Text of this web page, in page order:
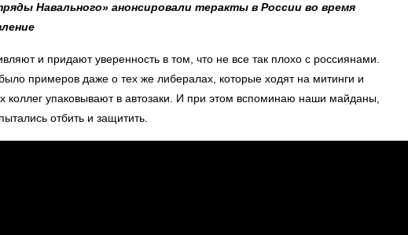
Навального» анонсировали теракты в России во время
и придают уверенность в том, что не все так плохо с россиянами.
примеров даже о тех же либералах, которые ходят на митинги и
коллег упаковывают в автозаки. И при этом вспоминаю наши майданы,
отбить и защитить.